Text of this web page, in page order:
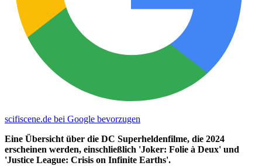
scifiscene.de bei Google bevorzugen
Eine Übersicht über die DC Superheldenfilme, die 2024
erscheinen werden, einschließlich 'Joker: Folie à Deux' und
'Justice League: Crisis on Infinite Earths'.